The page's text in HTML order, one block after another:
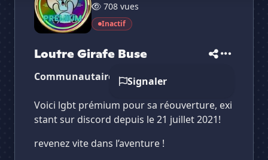
708 vues
Inactif
Loutre Girafe Buse
Signaler
Communautaire
Voici lgbt prémium pour sa réouverture, exi
stant sur discord depuis le 21 juillet 2021!
revenez vite dans l’aventure !
Vote pourLoutre Girafe Buse
Loutre Girafe B...
Es-tu sûr de vouloir supprimer ton avis de ce
serveur ?
Supprimer
Loutre Girafe Buse